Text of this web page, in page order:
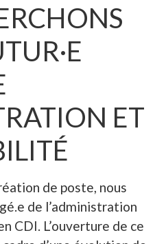
ET
de poste, nous
de l’administration
CDI. L’ouverture de ce